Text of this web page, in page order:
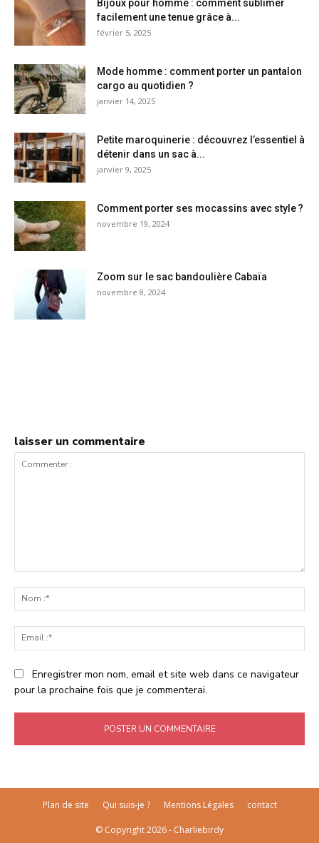
Bijoux pour homme : comment sublimer
facilement une tenue grâce à...
février 5, 2025
Mode homme : comment porter un pantalon
cargo au quotidien ?
janvier 14, 2025
Petite maroquinerie : découvrez l’essentiel à
détenir dans un sac à...
janvier 9, 2025
Comment porter ses mocassins avec style ?
novembre 19, 2024
Zoom sur le sac bandoulière Cabaïa
novembre 8, 2024
laisser un commentaire
:*
:*
Enregistrer mon nom, email et site web dans ce navigateur
pour la prochaine fois que je commenterai.
Plan de site Qui suis-je ? Mentions Légales contact
© Copyright 2026 - Charliebirdy